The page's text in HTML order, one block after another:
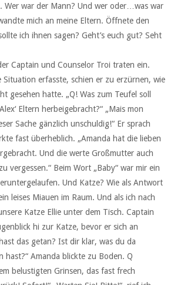
Wer war der Mann? Und wer oder…was war
mich an meine Eltern. Öffnete den
ich ihnen sagen? Geht’s euch gut? Seht
Captain und Counselor Troi traten ein.
Situation erfasste, schien er zu erzürnen, wie
gesehen hatte. „Q! Was zum Teufel soll
Eltern herbeigebracht?“ „Mais mon
Sache gänzlich unschuldig!“ Er sprach
fast überheblich. „Amanda hat die lieben
Und die werte Großmutter auch
vergessen.“ Beim Wort „Baby“ war mir ein
Und Katze? Wie als Antwort
leises Miauen im Raum. Und als ich nach
Katze Ellie unter dem Tisch. Captain
hi zur Katze, bevor er sich an
das getan? Ist dir klar, was du da
hast?“ Amanda blickte zu Boden. Q
belustigten Grinsen, das fast frech